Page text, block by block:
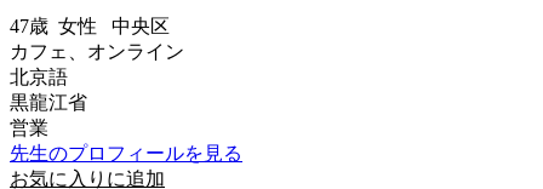
47歳 女性 中央区
カフェ、オンライン
北京語
黒龍江省
営業
先生のプロフィールを見る
お気に入りに追加